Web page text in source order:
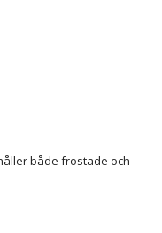
både frostade och